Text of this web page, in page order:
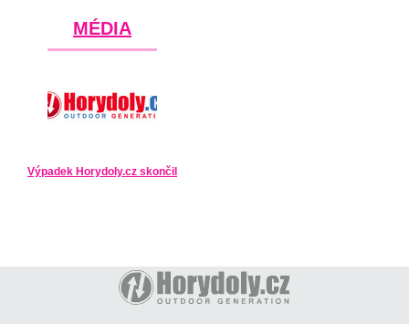
MÉDIA
Výpadek Horydoly.cz skončil